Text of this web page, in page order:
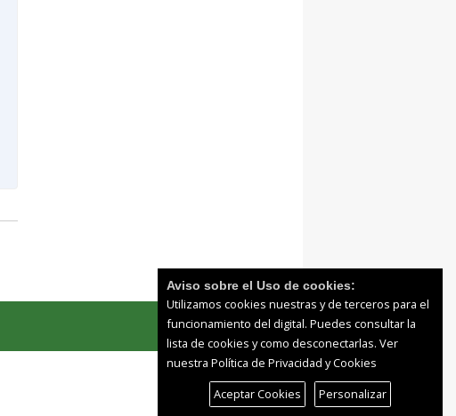
Aviso sobre el Uso de cookies:
Utilizamos cookies nuestras y de terceros para el
funcionamiento del digital. Puedes consultar la
lista de cookies y como desconectarlas. Ver
nuestra Política de Privacidad y Cookies
Aceptar Cookies
Personalizar